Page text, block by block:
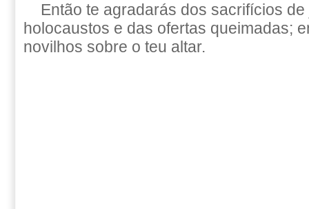
Então te agradarás dos sacrifícios
holocaustos e das ofertas queimadas;
novilhos sobre o teu altar.